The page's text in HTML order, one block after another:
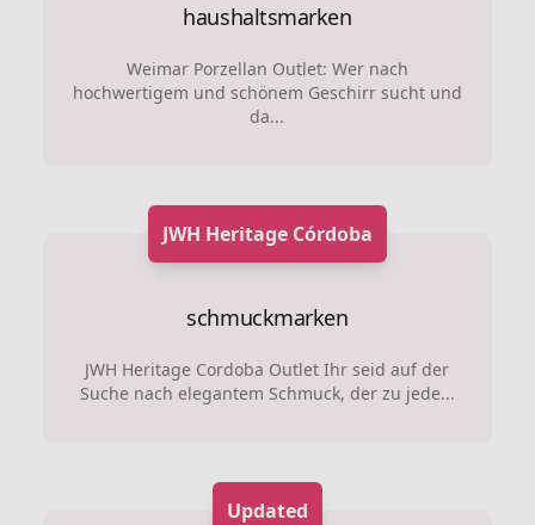
haushaltsmarken
Weimar Porzellan Outlet: Wer nach
hochwertigem und schönem Geschirr sucht und
da...
JWH Heritage Córdoba
schmuckmarken
JWH Heritage Cordoba Outlet Ihr seid auf der
Suche nach elegantem Schmuck, der zu jede...
Updated